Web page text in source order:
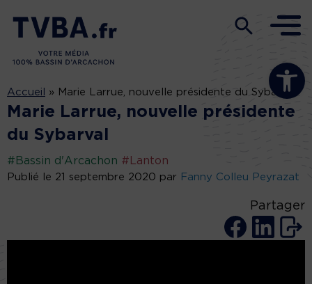
Ouvrir la
Accueil » Marie Larrue, nouvelle présidente du Sybarval
Marie Larrue, nouvelle présidente
du Sybarval
#Bassin d'Arcachon #Lanton
Publié le 21 septembre 2020 par Fanny Colleu Peyrazat
Partager